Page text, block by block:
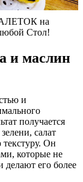
на
Стол!
и маслин
и
получается
салат
Он
которые не
делают его более